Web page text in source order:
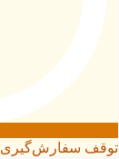
توقف سفارش‌گیری